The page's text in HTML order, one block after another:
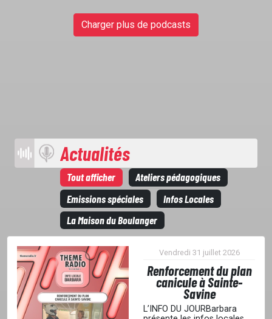
Charger plus de podcasts
Actualités
Tout afficher
Ateliers pédagogiques
Emissions spéciales
Infos Locales
La Maison du Boulanger
Vendredi 31 juillet 2026
Renforcement du plan
canicule à Sainte-
Savine
L’INFO DU JOURBarbara